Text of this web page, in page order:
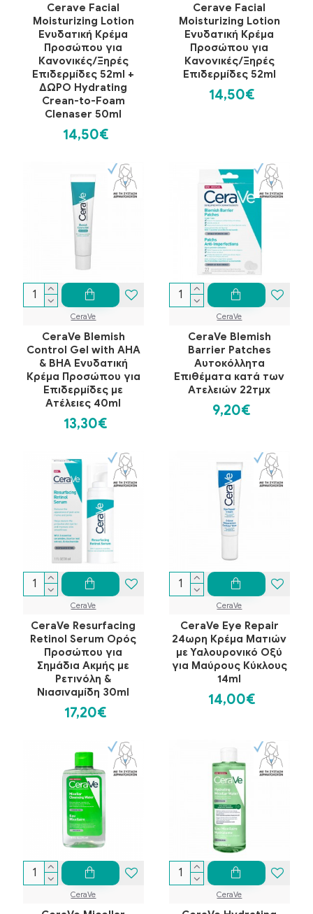
Cerave Facial
Moisturizing Lotion
Ενυδατική Κρέμα
Προσώπου για
Κανονικές/Ξηρές
Επιδερμίδες 52ml +
ΔΩΡΟ Hydrating
Crean-to-Foam
Clenaser 50ml
14,50€
Cerave Facial
Moisturizing Lotion
Ενυδατική Κρέμα
Προσώπου για
Κανονικές/Ξηρές
Επιδερμίδες 52ml
14,50€
CeraVe
CeraVe Blemish
Control Gel with AHA
& BHA Ενυδατική
Κρέμα Προσώπου για
Επιδερμίδες με
Ατέλειες 40ml
13,30€
CeraVe
CeraVe Blemish
Barrier Patches
Αυτοκόλλητα
Επιθέματα κατά των
Ατελειών 22τμχ
9,20€
CeraVe
CeraVe Resurfacing
Retinol Serum Ορός
Προσώπου για
Σημάδια Ακμής με
Ρετινόλη &
Νιασιναμίδη 30ml
17,20€
CeraVe
CeraVe Eye Repair
24ωρη Κρέμα Ματιών
με Υαλουρονικό Οξύ
για Μαύρους Κύκλους
14ml
14,00€
CeraVe CeraVe